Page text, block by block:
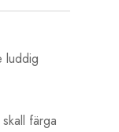
luddig
färga